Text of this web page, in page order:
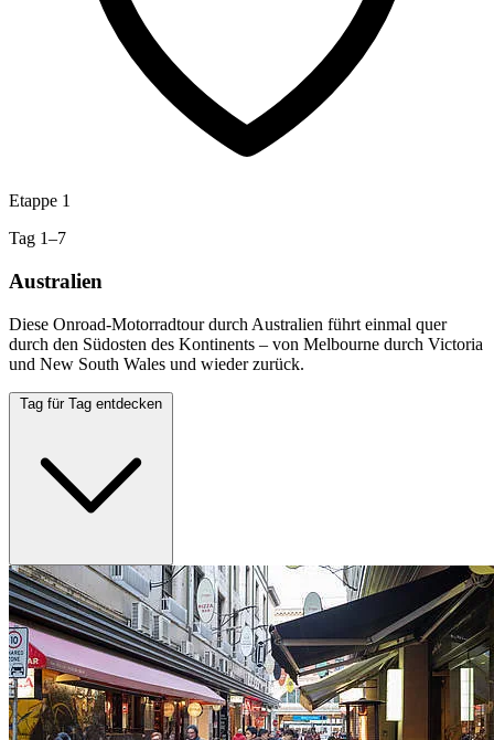
Etappe 1
Tag 1–7
Australien
Diese Onroad-Motorradtour durch Australien führt einmal quer
durch den Südosten des Kontinents – von Melbourne durch Victoria
und New South Wales und wieder zurück.
Tag für Tag entdecken